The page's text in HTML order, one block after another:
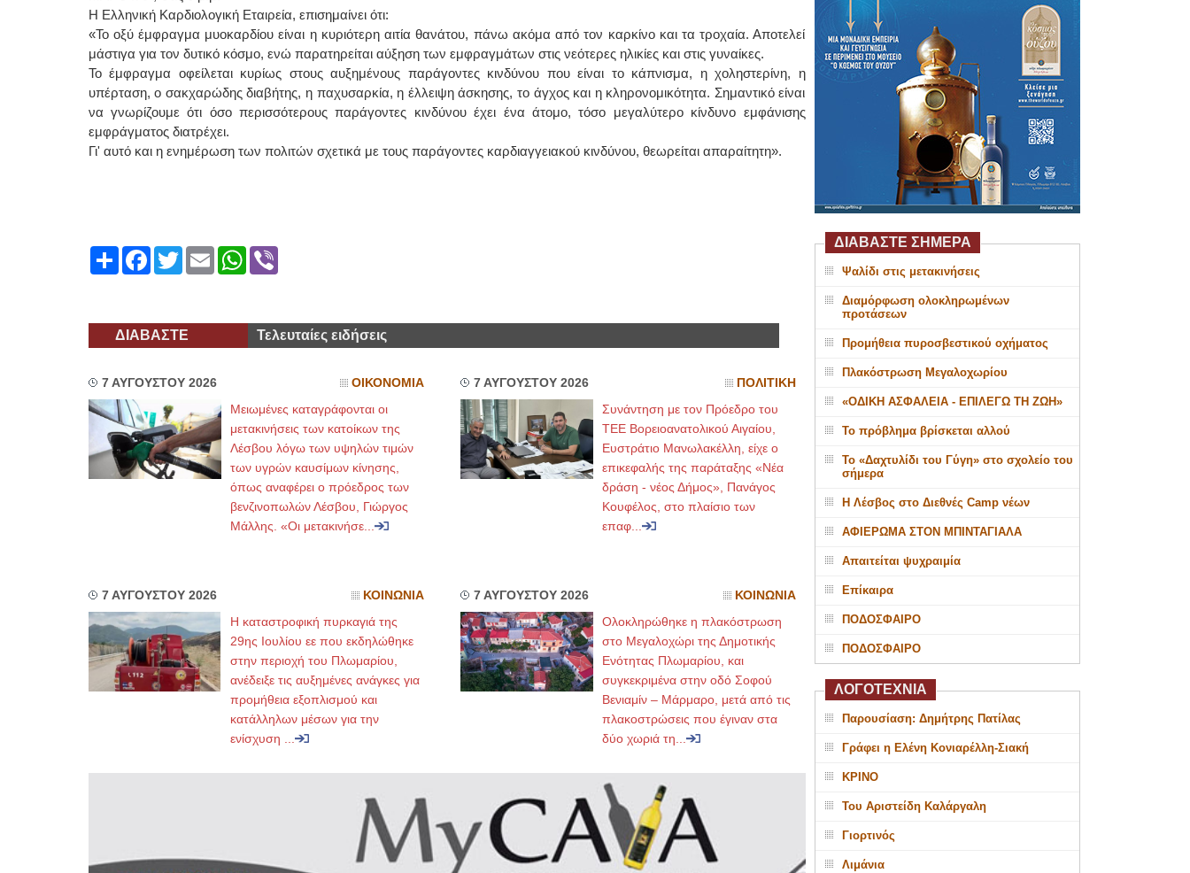
Η Ελληνική Καρδιολογική Εταιρεία, επισημαίνει ότι:
«Το οξύ έμφραγμα μυοκαρδίου είναι η κυριότερη αιτία θανάτου, πάνω ακόμα από τον καρκίνο και τα τροχαία. Αποτελεί
μάστιγα για τον δυτικό κόσμο, ενώ παρατηρείται αύξηση των εμφραγμάτων στις νεότερες ηλικίες και στις γυναίκες.
Το έμφραγμα οφείλεται κυρίως στους αυξημένους παράγοντες κινδύνου που είναι το κάπνισμα, η χοληστερίνη, η
υπέρταση, ο σακχαρώδης διαβήτης, η παχυσαρκία, η έλλειψη άσκησης, το άγχος και η κληρονομικότητα. Σημαντικό είναι
να γνωρίζουμε ότι όσο περισσότερους παράγοντες κινδύνου έχει ένα άτομο, τόσο μεγαλύτερο κίνδυνο εμφάνισης
εμφράγματος διατρέχει.
Γι' αυτό και η ενημέρωση των πολιτών σχετικά με τους παράγοντες καρδιαγγειακού κινδύνου, θεωρείται απαραίτητη».
ShareFacebook
TwitterEmailWhatsApp
Viber
ΔΙΑΒΑΣΤΕ Τελευταίες ειδήσεις
7 ΑΥΓΟΥΣΤΟΥ 2026 ΟΙΚΟΝΟΜΙΑ
Μειωμένες καταγράφονται οι
μετακινήσεις των κατοίκων της
Λέσβου λόγω των υψηλών τιμών
των υγρών καυσίμων κίνησης,
όπως αναφέρει ο πρόεδρος των
βενζινοπωλών Λέσβου, Γιώργος
Μάλλης. «Οι μετακινήσε...
7 ΑΥΓΟΥΣΤΟΥ 2026 ΠΟΛΙΤΙΚΗ
Συνάντηση με τον Πρόεδρο του
ΤΕΕ Βορειοανατολικού Αιγαίου,
Ευστράτιο Μανωλακέλλη, είχε ο
επικεφαλής της παράταξης «Νέα
δράση - νέος Δήμος», Πανάγος
Κουφέλος, στο πλαίσιο των
επαφ...
7 ΑΥΓΟΥΣΤΟΥ 2026 ΚΟΙΝΩΝΙΑ
Η καταστροφική πυρκαγιά της
29ης Ιουλίου εε που εκδηλώθηκε
στην περιοχή του Πλωμαρίου,
ανέδειξε τις αυξημένες ανάγκες για
προμήθεια εξοπλισμού και
κατάλληλων μέσων για την
ενίσχυση ...
7 ΑΥΓΟΥΣΤΟΥ 2026 ΚΟΙΝΩΝΙΑ
Ολοκληρώθηκε η πλακόστρωση
στο Μεγαλοχώρι της Δημοτικής
Ενότητας Πλωμαρίου, και
συγκεκριμένα στην οδό Σοφού
Βενιαμίν – Μάρμαρο, μετά από τις
πλακοστρώσεις που έγιναν στα
δύο χωριά τη...
ΔΙΑΒΑΣΤΕ ΣΗΜΕΡΑ
Ψαλίδι στις μετακινήσεις
Διαμόρφωση ολοκληρωμένων
προτάσεων
Προμήθεια πυροσβεστικού οχήματος
Πλακόστρωση Μεγαλοχωρίου
«ΟΔΙΚΗ ΑΣΦΑΛΕΙΑ - ΕΠΙΛΕΓΩ ΤΗ ΖΩΗ»
Το πρόβλημα βρίσκεται αλλού
Το «Δαχτυλίδι του Γύγη» στο σχολείο του
σήμερα
Η Λέσβος στο Διεθνές Camp νέων
ΑΦΙΕΡΩΜΑ ΣΤΟΝ ΜΠΙΝΤΑΓΙΑΛΑ
Απαιτείται ψυχραιμία
Επίκαιρα
ΠΟΔΟΣΦΑΙΡΟ
ΠΟΔΟΣΦΑΙΡΟ
ΛΟΓΟΤΕΧΝΙΑ
Παρουσίαση: Δημήτρης Πατίλας
Γράφει η Ελένη Κονιαρέλλη-Σιακή
ΚΡΙΝΟ
Του Αριστείδη Καλάργαλη
Γιορτινός
Λιμάνια